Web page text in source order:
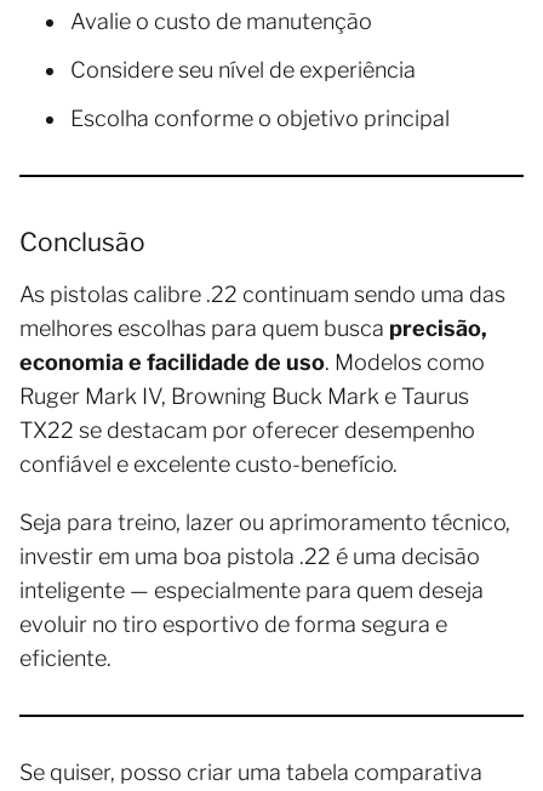
Avalie o custo de manutenção
Considere seu nível de experiência
Escolha conforme o objetivo principal
Conclusão
As pistolas calibre .22 continuam sendo uma das
melhores escolhas para quem busca precisão,
economia e facilidade de uso. Modelos como
Ruger Mark IV, Browning Buck Mark e Taurus
TX22 se destacam por oferecer desempenho
confiável e excelente custo-benefício.
Seja para treino, lazer ou aprimoramento técnico,
investir em uma boa pistola .22 é uma decisão
inteligente — especialmente para quem deseja
evoluir no tiro esportivo de forma segura e
eficiente.
Se quiser, posso criar uma tabela comparativa